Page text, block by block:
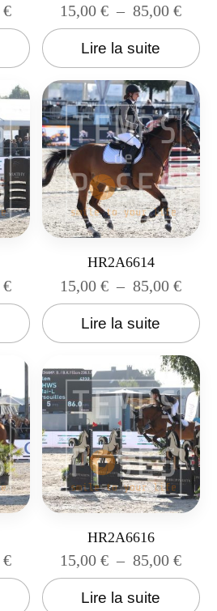
€ 15,00€ – 85,00€
Lire la suite
€
HR2A6614
15,00€ – 85,00€
Lire la suite
€
HR2A6616
15,00€ – 85,00€
Lire la suite